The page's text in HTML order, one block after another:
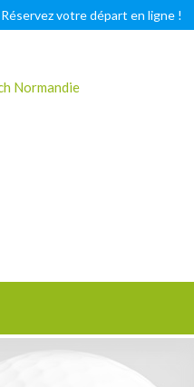
Réservez votre départ en ligne !